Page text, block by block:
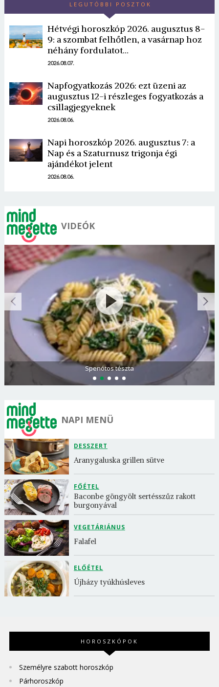
LEGUTÓBBI POSZTOK
Hétvégi horoszkóp 2026. augusztus 8-
9: a szombat felhőtlen, a vasárnap hoz
néhány fordulatot…
2026.08.07.
Napfogyatkozás 2026: ezt üzeni az
augusztus 12-i részleges fogyatkozás a
csillagjegyeknek
2026.08.06.
Napi horoszkóp 2026. augusztus 7: a
Nap és a Szaturnusz trigonja égi
ajándékot jelent
2026.08.06.
VIDEÓK
Spenótos tészta
NAPI MENÜ
DESSZERT
Aranygaluska grillen sütve
FŐÉTEL
Baconbe göngyölt sertésszűz rakott
burgonyával
VEGETÁRIÁNUS
Falafel
ELŐÉTEL
Újházy tyúkhúsleves
HOROSZKÓPOK
Személyre szabott horoszkóp
Párhoroszkóp
Borsonline bejelentkezés
Jelszó